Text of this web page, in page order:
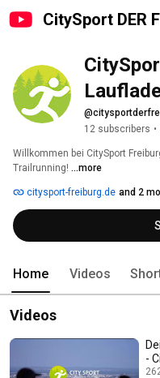
CitySport DER
12 subscribers •
Willkommen bei CitySport
Trailrunning! ...more
citysport-freiburg.de and 2
Home Videos
Videos
-